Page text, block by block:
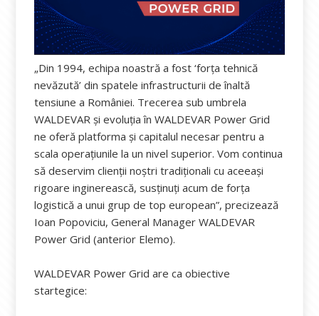
„Din 1994, echipa noastră a fost ‘forța tehnică
nevăzută’ din spatele infrastructurii de înaltă
tensiune a României. Trecerea sub umbrela
WALDEVAR și evoluția în WALDEVAR Power Grid
ne oferă platforma și capitalul necesar pentru a
scala operațiunile la un nivel superior. Vom continua
să deservim clienții noștri tradiționali cu aceeași
rigoare inginerească, susținuți acum de forța
logistică a unui grup de top european”, precizează
Ioan Popoviciu, General Manager WALDEVAR
Power Grid (anterior Elemo).
WALDEVAR Power Grid are ca obiective
startegice: